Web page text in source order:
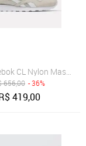
CL Nylon
656,00 - 36%
419,00